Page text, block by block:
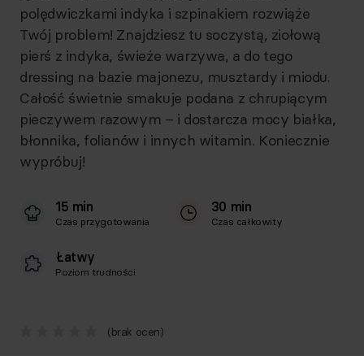
polędwiczkami indyka i szpinakiem rozwiąże
Twój problem! Znajdziesz tu soczystą, ziołową
pierś z indyka, świeże warzywa, a do tego
dressing na bazie majonezu, musztardy i miodu.
Całość świetnie smakuje podana z chrupiącym
pieczywem razowym – i dostarcza mocy białka,
błonnika, folianów i innych witamin. Koniecznie
wypróbuj!
15 min
Czas przygotowania
30 min
Czas całkowity
Łatwy
Poziom trudności
(brak ocen)